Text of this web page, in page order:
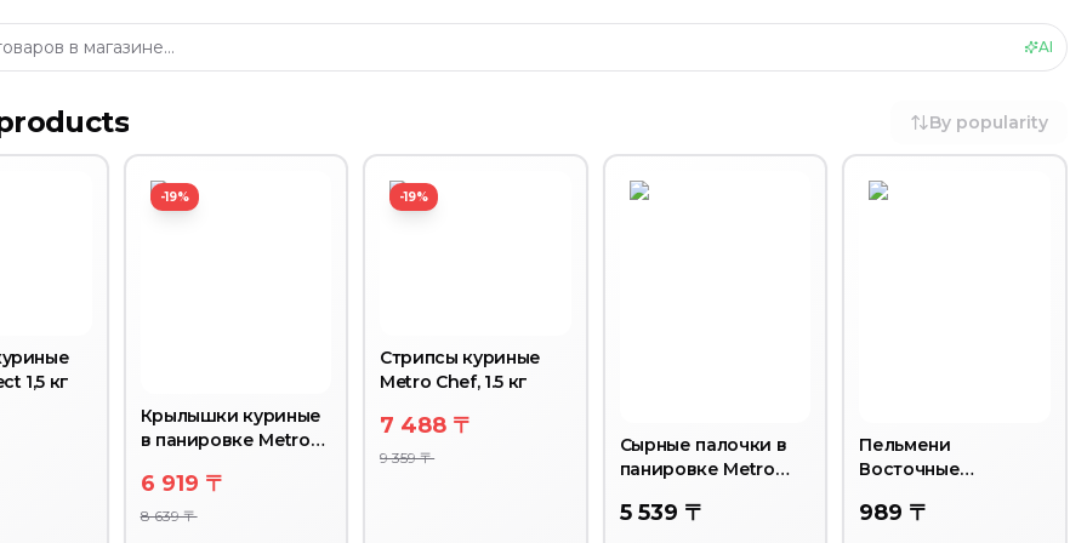
AI
By popularity
1,5 кг
-19%
Крылышки куриные
в панировке Metro
6 919 〒
8 639 〒
-19%
Стрипсы куриные
Metro Chef, 1.5 кг
7 488 〒
9 359 〒
Сырные палочки в
панировке Metro
300 г
5 539 〒
Пельмени
Восточные
деликатесы"
989 〒